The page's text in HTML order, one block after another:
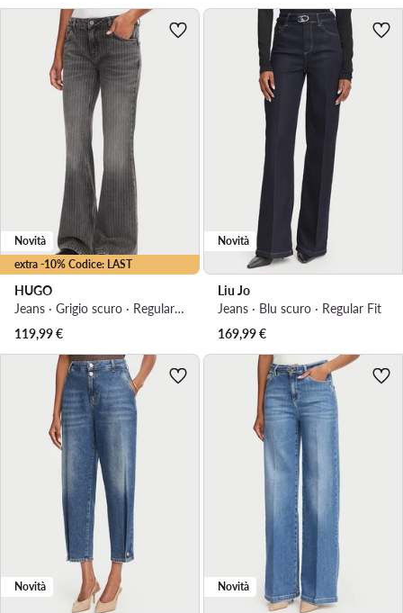
extra -10% Codice: LAST
Novità
HUGO
Jeans · Grigio scuro · Regular Fit
119,99€
Novità
Liu Jo
Jeans · Blu scuro · Regular Fit
169,99€
Novità Novità